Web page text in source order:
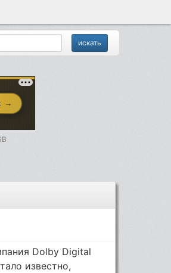
Dolby Digital
известно,